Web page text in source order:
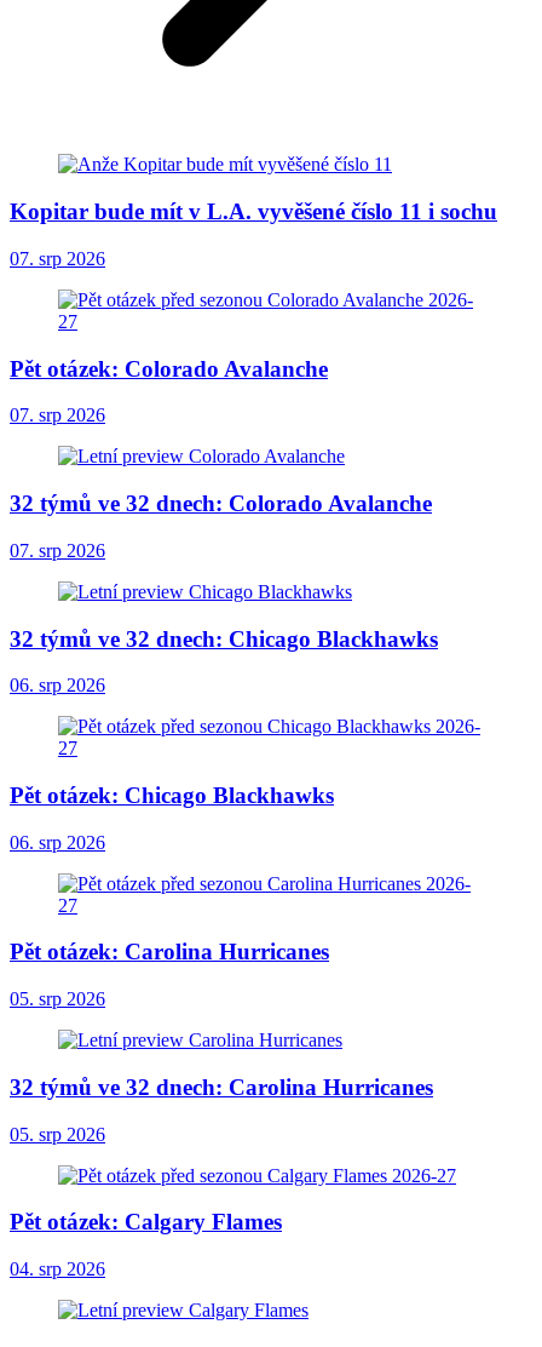
Kopitar bude mít v L.A. vyvěšené číslo 11 i sochu
07. srp 2026
Pět otázek: Colorado Avalanche
07. srp 2026
32 týmů ve 32 dnech: Colorado Avalanche
07. srp 2026
32 týmů ve 32 dnech: Chicago Blackhawks
06. srp 2026
Pět otázek: Chicago Blackhawks
06. srp 2026
Pět otázek: Carolina Hurricanes
05. srp 2026
32 týmů ve 32 dnech: Carolina Hurricanes
05. srp 2026
Pět otázek: Calgary Flames
04. srp 2026